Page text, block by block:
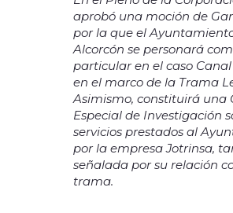
aprobó una moción de
por la que el
Alcorcón se personará
particular en el caso
en el marco de la Trama
Asimismo, constituirá una
Especial de Investigación
servicios prestados al
por la empresa Jotrinsa,
señalada por su relación
trama.